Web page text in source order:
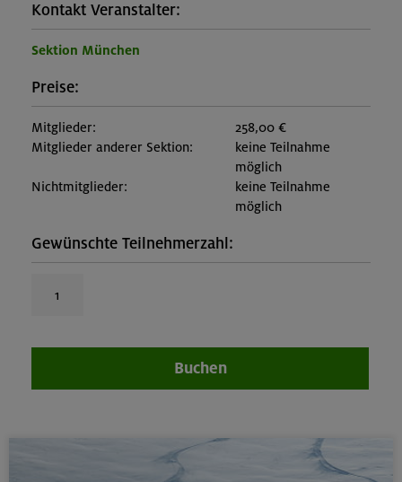
Kontakt Veranstalter:
Sektion München
Preise:
Mitglieder:
258,00 €
Mitglieder anderer Sektion:
keine Teilnahme
möglich
Nichtmitglieder:
keine Teilnahme
möglich
Gewünschte Teilnehmerzahl:
Buchen